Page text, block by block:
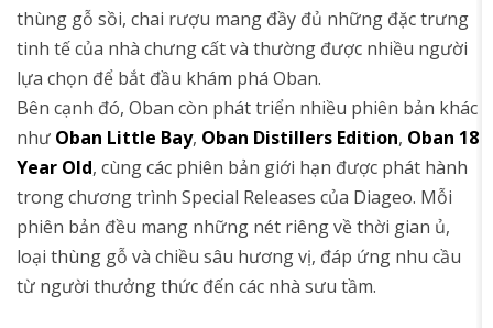
thùng gỗ sồi, chai rượu mang đầy đủ những đặc trưng
tinh tế của nhà chưng cất và thường được nhiều người
lựa chọn để bắt đầu khám phá Oban.
Bên cạnh đó, Oban còn phát triển nhiều phiên bản khác
như Oban Little Bay, Oban Distillers Edition, Oban 18
Year Old, cùng các phiên bản giới hạn được phát hành
trong chương trình Special Releases của Diageo. Mỗi
phiên bản đều mang những nét riêng về thời gian ủ,
loại thùng gỗ và chiều sâu hương vị, đáp ứng nhu cầu
từ người thưởng thức đến các nhà sưu tầm.